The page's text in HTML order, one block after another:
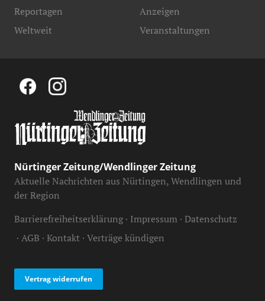
Reportagen
Weltweit
Anzeigen
Veranstaltungen
Nürtinger Zeitung/Wendlinger Zeitung
Aktuelle Nachrichten aus Nürtingen, Wendlingen und
der Region
Barrierefreiheitserklärung Impressum Datenschutz
AGB Kontakt Verträge kündigen
Vertrag widerrufen